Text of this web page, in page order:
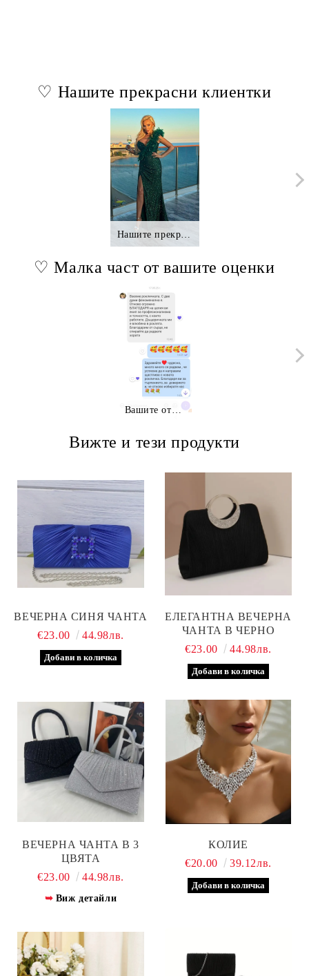
♡ Нашите прекрасни клиентки
♡ Малка част от вашите оценки
Вижте и тези продукти
ВЕЧЕРНА СИНЯ ЧАНТА
€23.00
44.98лв.
ЕЛЕГАНТНА ВЕЧЕРНА
ЧАНТА В ЧЕРНО
€23.00
44.98лв.
ВЕЧЕРНА ЧАНТА В 3
ЦВЯТА
€23.00
44.98лв.
Виж детайли
КОЛИЕ
€20.00
39.12лв.